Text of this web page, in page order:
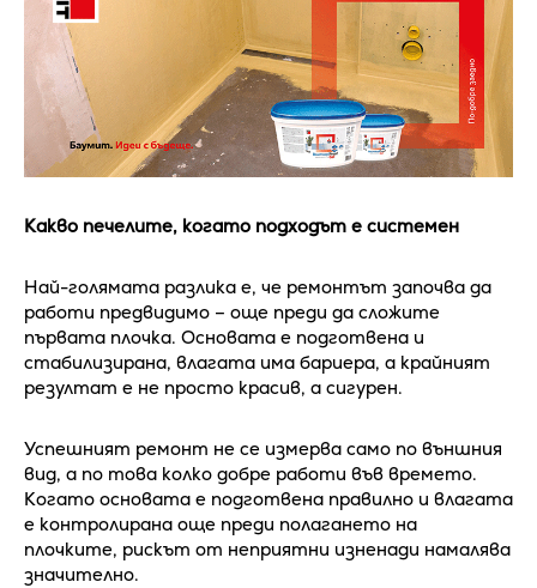
Какво печелите, когато подходът е системен
Най-голямата разлика е, че ремонтът започва да
работи предвидимо – още преди да сложите
първата плочка. Основата е подготвена и
стабилизирана, влагата има бариера, а крайният
резултат е не просто красив, а сигурен.
Успешният ремонт не се измерва само по външния
вид, а по това колко добре работи във времето.
Когато основата е подготвена правилно и влагата
е контролирана още преди полагането на
плочките, рискът от неприятни изненади намалява
значително.